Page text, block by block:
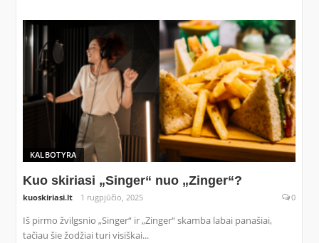
KALBOTYRA
Kuo skiriasi „Singer“ nuo „Zinger“?
kuoskiriasi.lt 1 rugpjūčio, 2025 0
Iš pirmo žvilgsnio „Singer“ ir „Zinger“ skamba labai panašiai,
tačiau šie žodžiai turi visiškai...